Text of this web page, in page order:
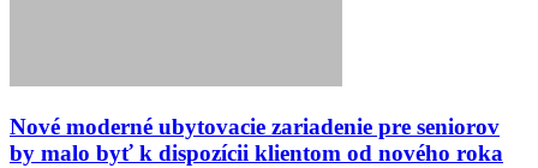
Nové moderné ubytovacie zariadenie pre seniorov
by malo byť k dispozícii klientom od nového roka